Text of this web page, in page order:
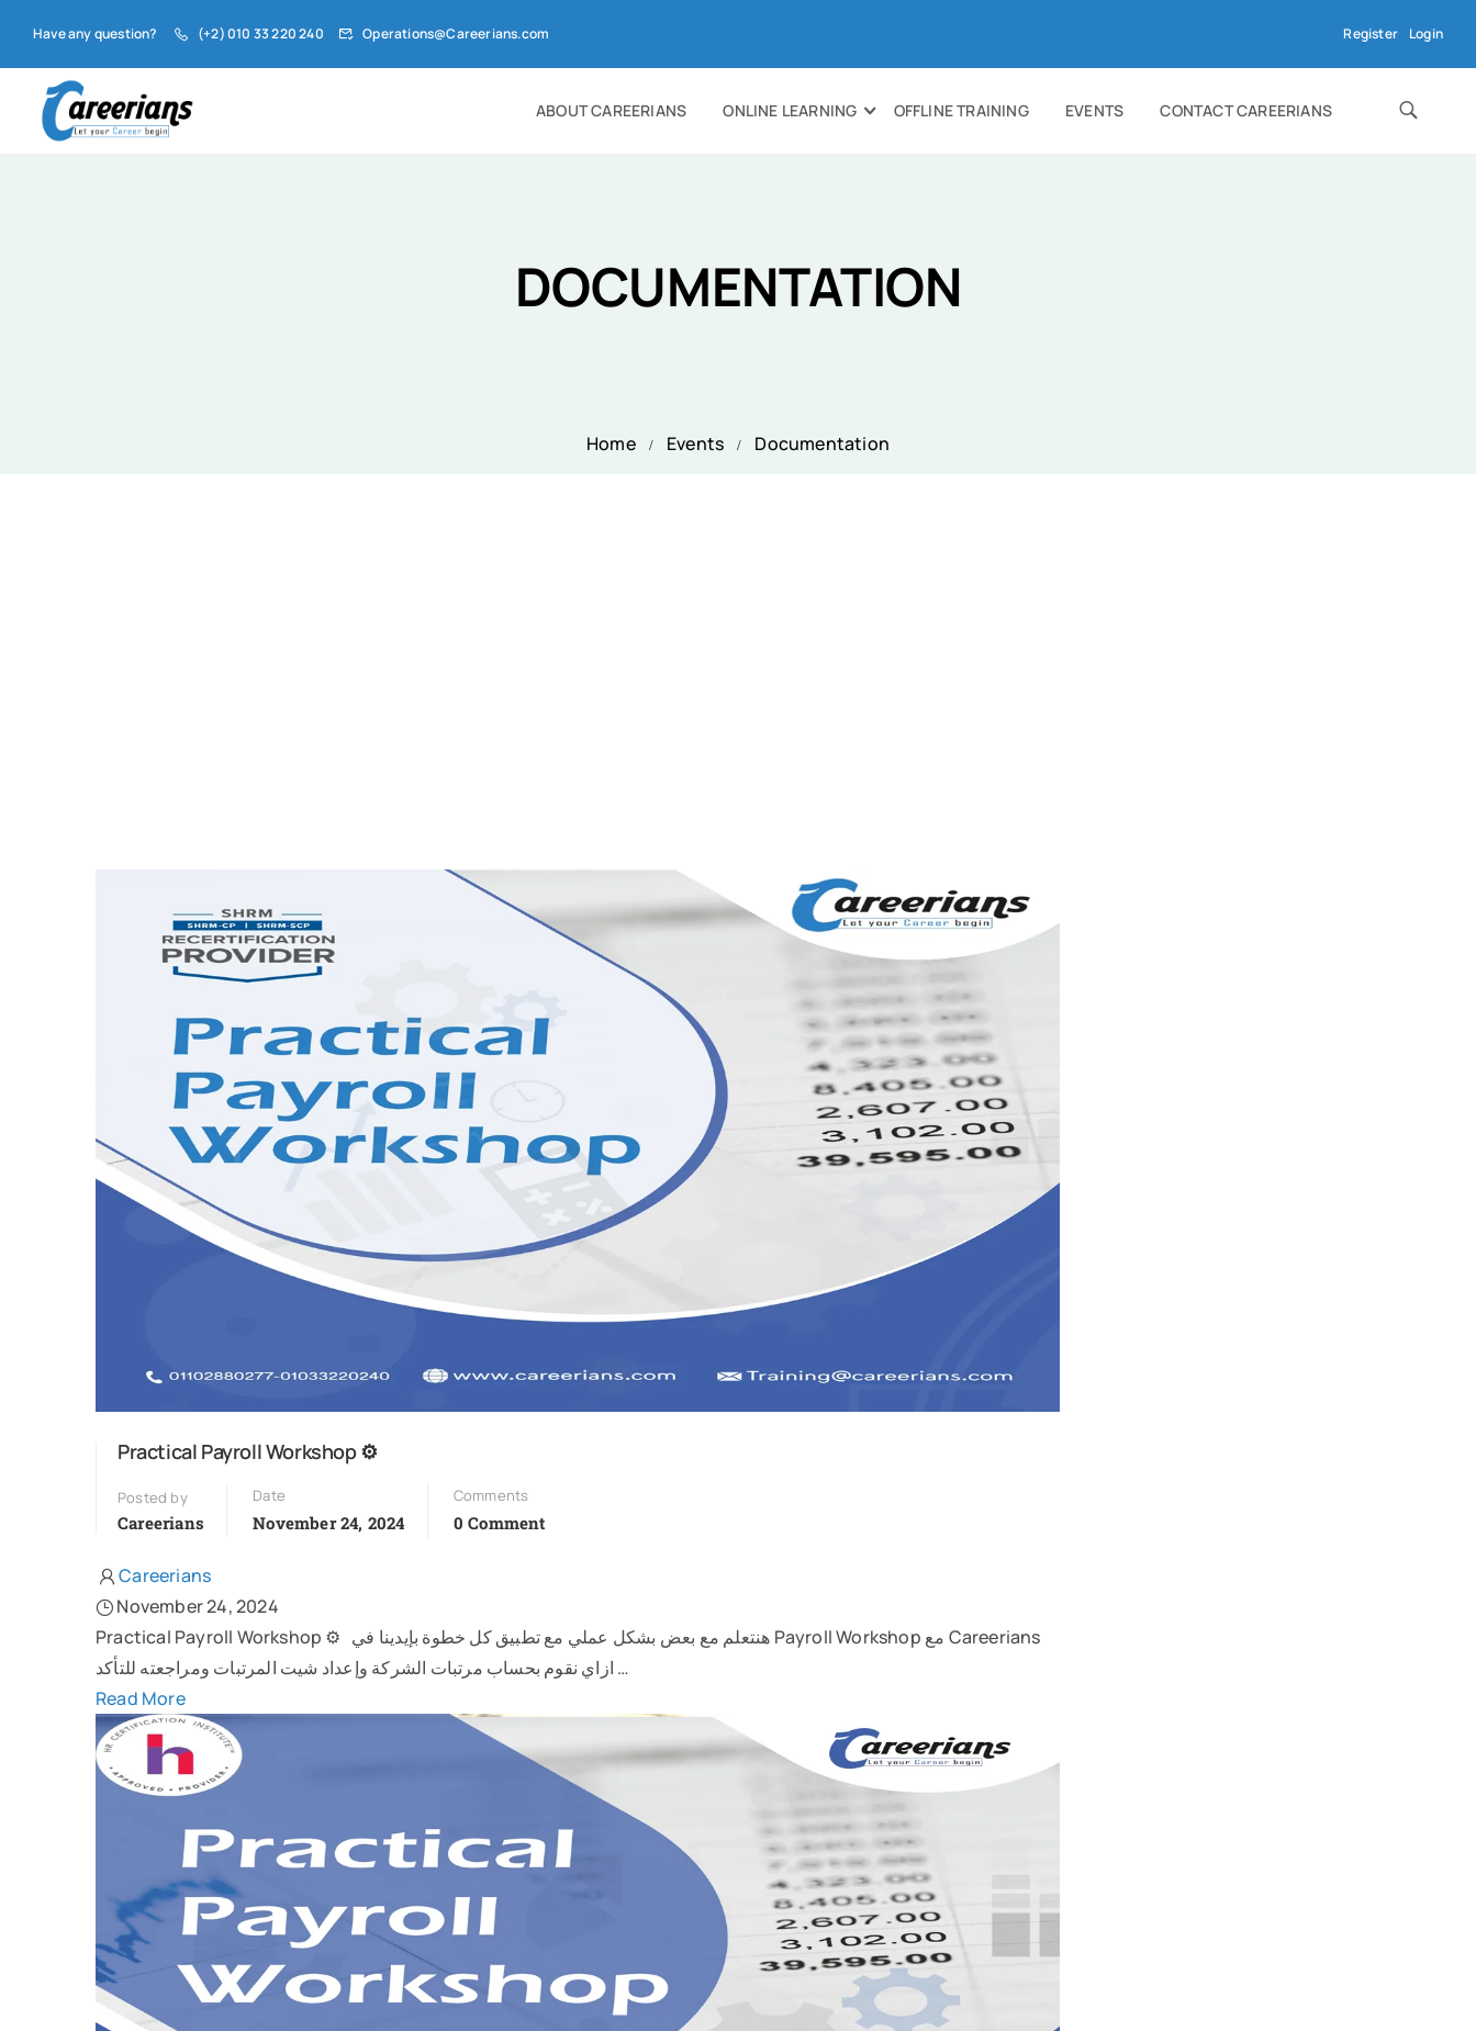
Have any question? (+2) 010 33 220 240 Operations@Careerians.com Register Login
ABOUT CAREERIANS ONLINE LEARNING OFFLINE TRAINING EVENTS CONTACT CAREERIANS
DOCUMENTATION
Home Events Documentation
Practical Payroll Workshop ⚙
Posted by
Careerians
Date
November 24, 2024
Comments
0 Comment
Careerians
November 24, 2024
Practical Payroll Workshop ⚙ هنتعلم مع بعض بشكل عملي مع تطبيق كل خطوة بإيدينا في Payroll Workshop مع Careerians
ازاي نقوم بحساب مرتبات الشركة وإعداد شيت المرتبات ومراجعته للتأكد …
Read More